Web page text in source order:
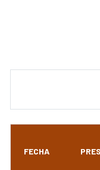
FECHA